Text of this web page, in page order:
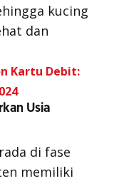
kucing
dan
Kartu Debit:
Usia
di fase
memiliki